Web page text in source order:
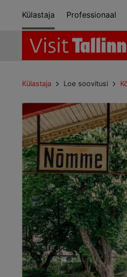
Külastaja Professionaal
Külastaja Loe soovitusi